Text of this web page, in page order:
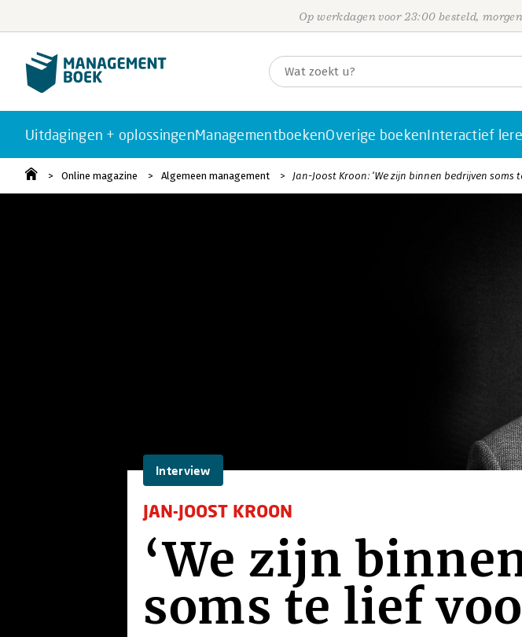
Op werkdagen voor 23:00 besteld,
Uitdagingen + oplossingenManagementboekenOverige boekenInteractief
Online magazine Algemeen management Jan-Joost Kroon: ‘We zijn binnen bedrijven soms
Interview
JAN-JOOST KROON
‘We zijn
soms te lief